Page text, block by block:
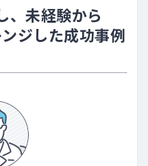
、未経験から
ジした成功事例